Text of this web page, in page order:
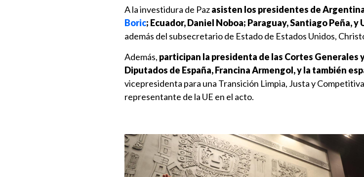
A la investidura de Pazasisten los presidentes de
Boric; Ecuador, Daniel Noboa; Paraguay, Santiago Peña, y
además del subsecretario de Estado de Estados Unidos,
Además, participan la presidenta de las Cortes Generales
Diputados de España, Francina Armengol, y la también
vicepresidenta para una Transición Limpia, Justa y
representante de la UE en el acto.